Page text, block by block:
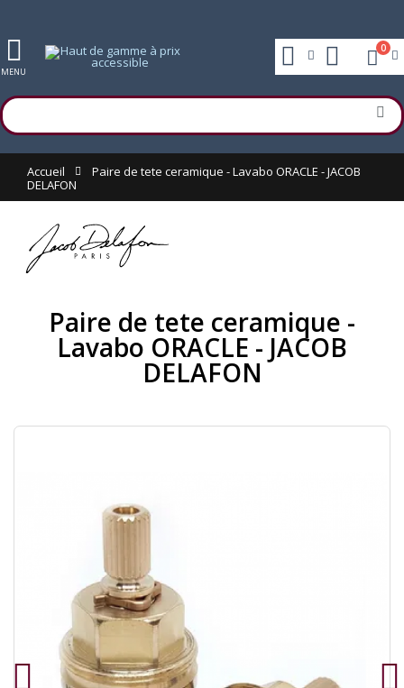
MENU
0
Accueil
Paire de tete ceramique - Lavabo ORACLE - JACOB
DELAFON
Paire de tete ceramique -
Lavabo ORACLE - JACOB
DELAFON